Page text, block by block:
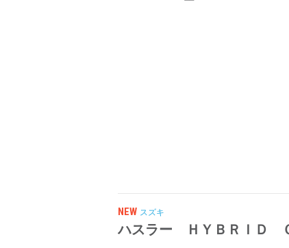
NEW スズキ
ハスラー ＨＹＢＲＩＤ